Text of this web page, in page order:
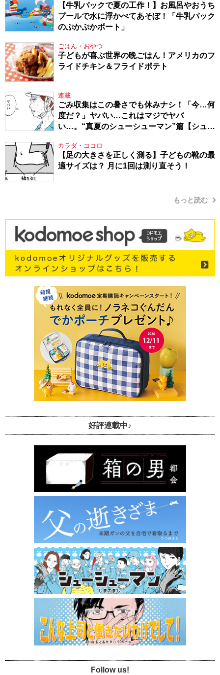
【牛乳パックで夏の工作！】お風呂やおうち
プールで水に浮かべてあそぼ！「牛乳パック
のぷかぷかボート」
ごはん・おやつ
子どもが喜ぶ世界の晩ごはん！アメリカのフ
ライドチキン＆フライドポテト
連載
ごみ収集はこの暑さでも休みナシ！「今…何
度だ？」ヤバい…これはマジでヤバ
い…。“真夏のシューシューマン”篇【シュー
カラダ・ココロ
【足の大きさを正しく測る】子どもの靴の最
適サイズは？ 月に1回は測り直そう！
もっと読む
好評連載中♪
Follow us!